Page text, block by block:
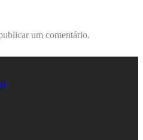
um comentário.